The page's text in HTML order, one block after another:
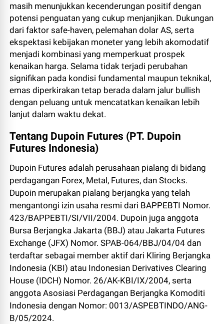
masih menunjukkan kecenderungan positif dengan
potensi penguatan yang cukup menjanjikan. Dukungan
dari faktor safe-haven, pelemahan dolar AS, serta
ekspektasi kebijakan moneter yang lebih akomodatif
menjadi kombinasi yang memperkuat prospek
kenaikan harga. Selama tidak terjadi perubahan
signifikan pada kondisi fundamental maupun teknikal,
emas diperkirakan tetap berada dalam jalur bullish
dengan peluang untuk mencatatkan kenaikan lebih
lanjut dalam waktu dekat.
Tentang Dupoin Futures (PT. Dupoin
Futures Indonesia)
Dupoin Futures adalah perusahaan pialang di bidang
perdagangan Forex, Metal, Futures, dan Stocks.
Dupoin merupakan pialang berjangka yang telah
mengantongi izin usaha resmi dari BAPPEBTI Nomor.
423/BAPPEBTI/SI/VII/2004. Dupoin juga anggota
Bursa Berjangka Jakarta (BBJ) atau Jakarta Futures
Exchange (JFX) Nomor. SPAB-064/BBJ/04/04 dan
terdaftar sebagai member aktif dari Kliring Berjangka
Indonesia (KBI) atau Indonesian Derivatives Clearing
House (IDCH) Nomor. 26/AK-KBI/IX/2004, serta
anggota Asosiasi Perdagangan Berjangka Komoditi
Indonesia dengan Nomor: 0013/ASPEBTINDO/ANG-
B/05/2024.